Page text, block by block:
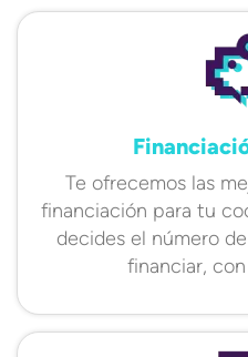
Te ofrecemos las
financiación para tu
decides el número
financiar,